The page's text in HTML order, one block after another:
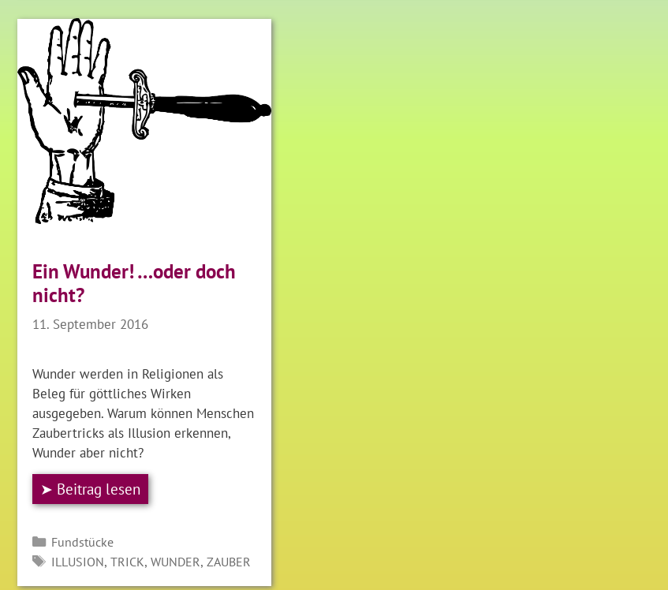
Ein Wunder! …oder doch
nicht?
11. September 2016
Wunder werden in Religionen als
Beleg für göttliches Wirken
ausgegeben. Warum können Menschen
Zaubertricks als Illusion erkennen,
Wunder aber nicht?
➤ Beitrag lesen
Kategorien
Fundstücke
SCHLAGWÖRTER
ILLUSION, TRICK, WUNDER, ZAUBER